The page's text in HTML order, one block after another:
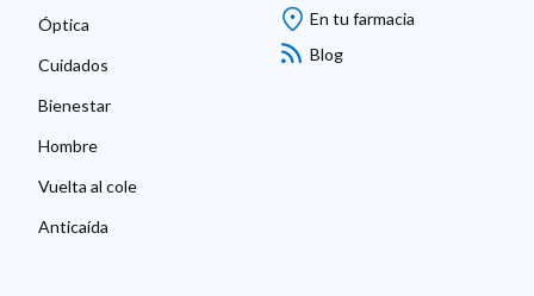
Óptica
Cuidados
Bienestar
Hombre
Vuelta al cole
Anticaída
En tu farmacia
Blog